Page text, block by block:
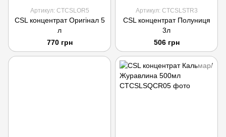
Артикул: CTCSLOR5
CSL концентрат Оригінал 5
л
770 грн
Артикул: CTCSLSTR3
CSL концентрат Полуниця
3л
506 грн